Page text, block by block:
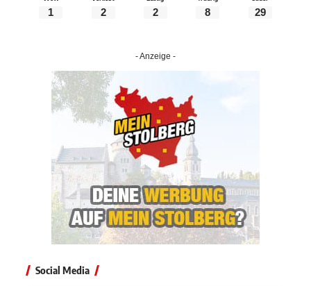
1 2 2 8 29
- Anzeige -
Social Media